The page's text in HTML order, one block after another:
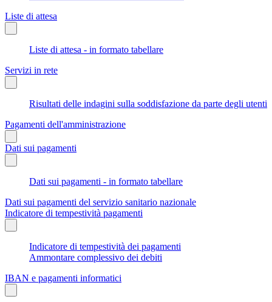
Liste di attesa
Liste di attesa - in formato tabellare
Servizi in rete
Risultati delle indagini sulla soddisfazione da parte degli utenti
Pagamenti dell'amministrazione
Dati sui pagamenti
Dati sui pagamenti - in formato tabellare
Dati sui pagamenti del servizio sanitario nazionale
Indicatore di tempestività pagamenti
Indicatore di tempestività dei pagamenti
Ammontare complessivo dei debiti
IBAN e pagamenti informatici